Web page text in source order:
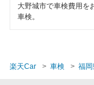
中間市
大野城市で車検費用を
車検。
楽天Car 車検 福